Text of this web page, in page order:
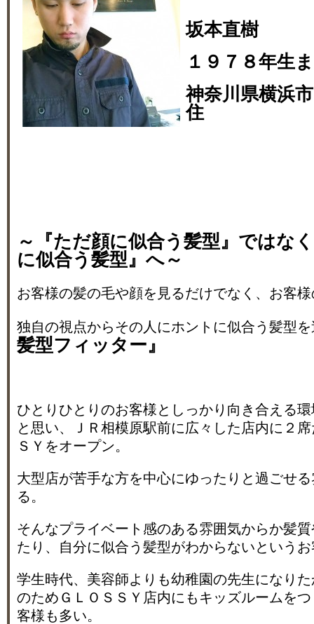
坂本直樹
１９７８年生
神奈川県横浜
住
～『ただ顔に似合う髪型』ではな
に似合う髪型』へ～
お客様の髪の毛や顔を見るだけでなく、お客
独自の視点からその人にホントに似合う髪型
髪型フィッター』
ひとりひとりのお客様としっかり向き合える
と思い、ＪＲ相模原駅前に広々した店内に２
ＳＹをオープン。
大型店が苦手な方を中心にゆったりと過ごせ
る。
そんなプライベート感のある雰囲気からか髪
たり、自分に似合う髪型がわからないという
学生時代、美容師よりも幼稚園の先生になり
のためＧＬＯＳＳＹ店内にもキッズルームを
客様も多い。